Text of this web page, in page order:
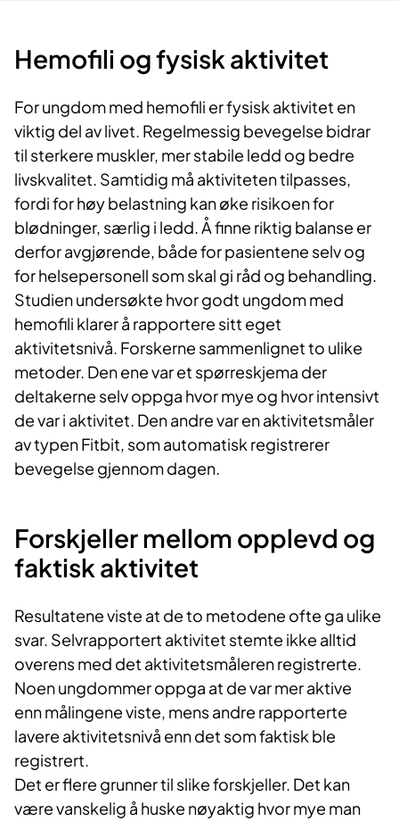
Hemofili og fysisk aktivitet
For ungdom med hemofili er fysisk aktivitet en
viktig del av livet. Regelmessig bevegelse bidrar
til sterkere muskler, mer stabile ledd og bedre
livskvalitet. Samtidig må aktiviteten tilpasses,
fordi for høy belastning kan øke risikoen for
blødninger, særlig i ledd. Å finne riktig balanse er
derfor avgjørende, både for pasientene selv og
for helsepersonell som skal gi råd og behandling.
Studien undersøkte hvor godt ungdom med
hemofili klarer å rapportere sitt eget
aktivitetsnivå. Forskerne sammenlignet to ulike
metoder. Den ene var et spørreskjema der
deltakerne selv oppga hvor mye og hvor intensivt
de var i aktivitet. Den andre var en aktivitetsmåler
av typen Fitbit, som automatisk registrerer
bevegelse gjennom dagen.
Forskjeller mellom opplevd og
faktisk aktivitet
Resultatene viste at de to metodene ofte ga ulike
svar. Selvrapportert aktivitet stemte ikke alltid
overens med det aktivitetsmåleren registrerte.
Noen ungdommer oppga at de var mer aktive
enn målingene viste, mens andre rapporterte
lavere aktivitetsnivå enn det som faktisk ble
registrert.
Det er flere grunner til slike forskjeller. Det kan
være vanskelig å huske nøyaktig hvor mye man